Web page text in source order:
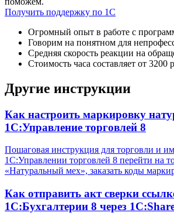
Получить поддержку по 1С
Огромный опыт в работе с
Говорим на понятном для
Средняя скорость реакции на
Стоимость часа составляет от 3200
Другие инструкции
Как настроить маркировку
1С:Управление торговлей 8
Пошаговая инструкция для торговли и
1С:Управлении торговлей 8 перейти на
«Натуральный мех», заказать коды
Как отправить акт сверки
1С:Бухгалтерии 8 через